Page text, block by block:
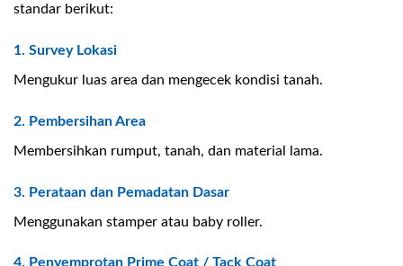
standar berikut:
1. Survey Lokasi
Mengukur luas area dan mengecek kondisi tanah.
2. Pembersihan Area
Membersihkan rumput, tanah, dan material lama.
3. Perataan dan Pemadatan Dasar
Menggunakan stamper atau baby roller.
4. Penyemprotan Prime Coat / Tack Coat